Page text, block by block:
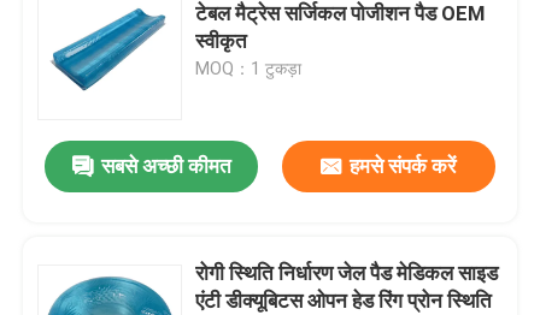
टेबल मैट्रेस सर्जिकल पोजीशन पैड OEM
स्वीकृत
MOQ：1 टुकड़ा
सबसे अच्छी कीमत हमसे संपर्क करें
रोगी स्थिति निर्धारण जेल पैड मेडिकल साइड
एंटी डीक्यूबिटस ओपन हेड रिंग प्रोन स्थिति